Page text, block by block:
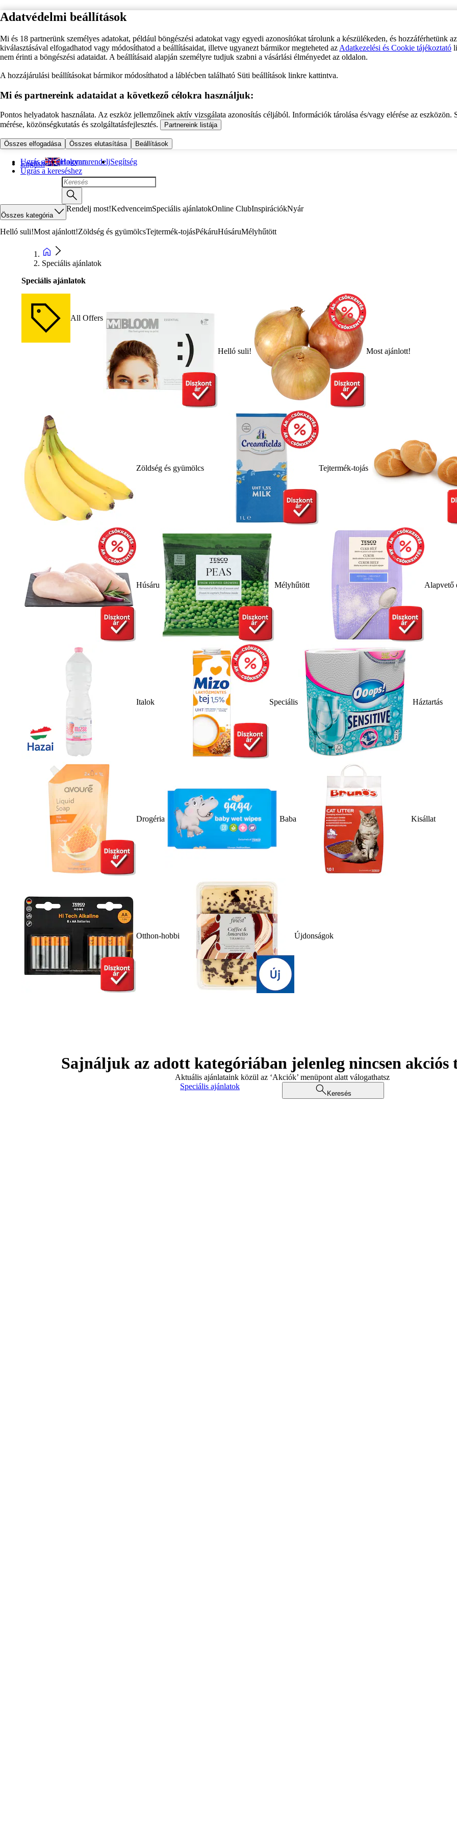
Adatvédelmi beállítások
Mi és 18 partnerünk személyes adatokat, például böngészési adatokat vagy egyedi azonosítókat tárolunk a készülékeden, és hozzáférhetünk
kiválasztásával elfogadhatod vagy módosíthatod a beállításaidat, illetve ugyanezt bármikor megteheted az Adatkezelési és Cookie tájékoztató
nem érinti a böngészési adataidat. A beállításaid alapján személyre tudjuk szabni a vásárlási élményedet az oldalon.
A hozzájárulási beállításokat bármikor módosíthatod a láblécben található Süti beállítások linkre kattintva.
Mi és partnereink adataidat a következő célokra használjuk:
Pontos helyadatok használata. Az eszköz jellemzőinek aktív vizsgálata azonosítás céljából. Információk tárolása és/vagy elérése az eszközön.
mérése, közönségkutatás és szolgáltatásfejlesztés.
Partnereink listája
Összes elfogadása Összes elutasítása Beállítások
Ugrás a fő tartalomra
Ugrás a kereséshez
English Hogyan rendeljSegítség
Összes kategória
Rendelj most!KedvenceimSpeciális ajánlatokOnline ClubInspirációkNyár
Helló suli!Most ajánlott!Zöldség és gyümölcsTejtermék-tojásPékáruHúsáruMélyhűtött
Speciális ajánlatok
Speciális ajánlatok
All Offers
Helló suli! Most ajánlott!
Zöldség és gyümölcs Tejtermék-tojás
Húsáru Mélyhűtött Alapvető
Italok Speciális Háztartás
Drogéria Baba Kisállat
Otthon-hobbi Újdonságok
Sajnáljuk az adott kategóriában jelenleg nincsen akciós
Aktuális ajánlataink közül az ‘Akciók’ menüpont alatt válogathatsz
Speciális ajánlatok
Keresés